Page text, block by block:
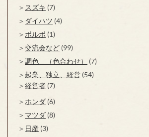
スズキ (7)
ダイハツ (4)
ボルボ (1)
交流会など (99)
調色 （色合わせ）
(7)
起業、独立、経営 (54)
経営者 (7)
ホンダ (6)
マツダ (8)
日産 (3)